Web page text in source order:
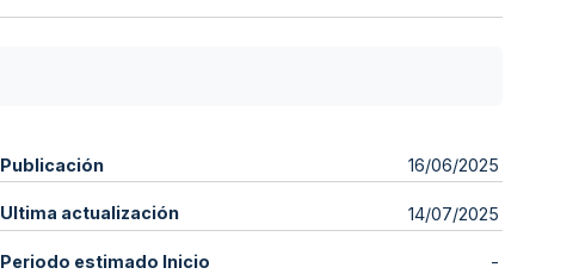
Publicación 16/06/2025
Ultima actualización 14/07/2025
Periodo estimado Inicio -